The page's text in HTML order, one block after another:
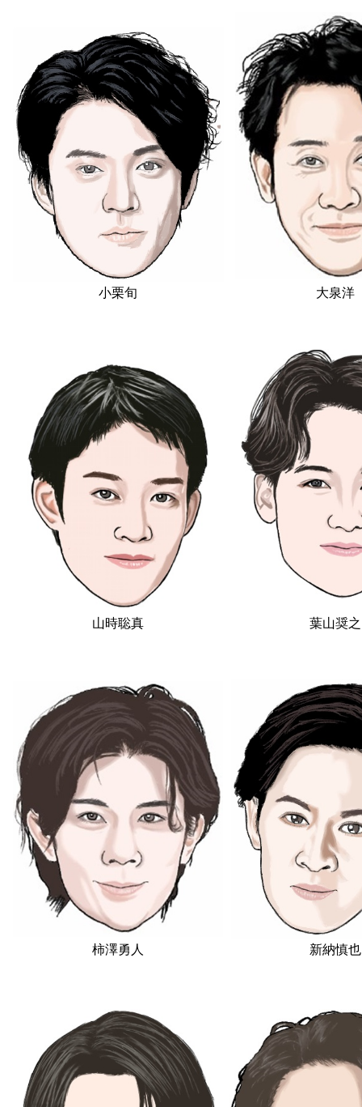
小栗旬 大泉洋
山時聡真 葉山奨之
柿澤勇人 新納慎也